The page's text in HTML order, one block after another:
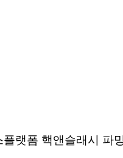
랫폼 핵앤슬래시 파